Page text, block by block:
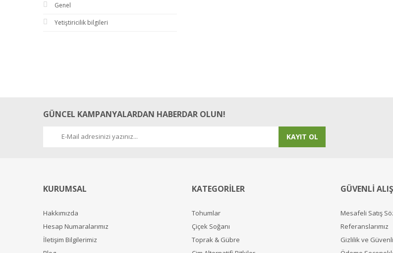
Genel
Yetiştiricilik bilgileri
GÜNCEL KAMPANYALARDAN HABERDAR OLUN!
KAYIT OL
KURUMSAL
Hakkımızda
Hesap Numaralarımız
İletişim Bilgilerimiz
KATEGORİLER
Tohumlar
Çiçek Soğanı
Toprak & Gübre
GÜVENLİ
Mesafeli Satış
Referanslarımız
Gizlilik ve